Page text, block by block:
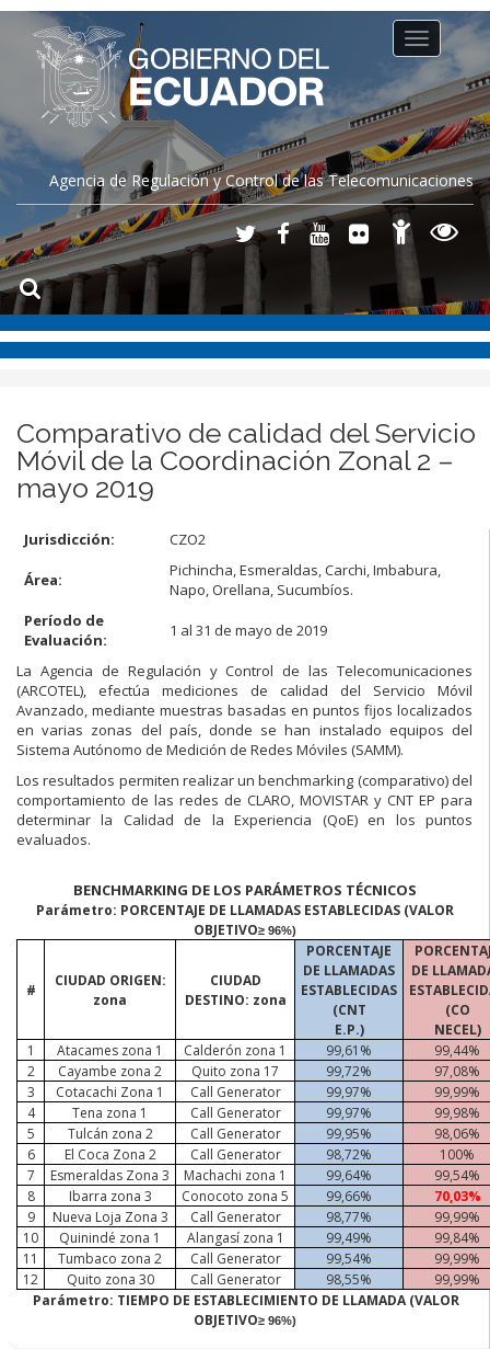
Agencia de Regulación y Control de las Telecomunicaciones
Toggle
navigation
Comparativo de calidad del Servicio
Móvil de la Coordinación Zonal 2 –
mayo 2019
Jurisdicción: CZO2
Área:
Pichincha, Esmeraldas, Carchi, Imbabura,
Napo, Orellana, Sucumbíos.
Período de
Evaluación:
1 al 31 de mayo de 2019
La Agencia de Regulación y Control de las Telecomunicaciones
(ARCOTEL), efectúa mediciones de calidad del Servicio Móvil
Avanzado, mediante muestras basadas en puntos fijos localizados
en varias zonas del país, donde se han instalado equipos del
Sistema Autónomo de Medición de Redes Móviles (SAMM).
Los resultados permiten realizar un benchmarking (comparativo) del
comportamiento de las redes de CLARO, MOVISTAR y CNT EP para
determinar la Calidad de la Experiencia (QoE) en los puntos
evaluados.
BENCHMARKING DE LOS PARÁMETROS TÉCNICOS
Parámetro: PORCENTAJE DE LLAMADAS ESTABLECIDAS (VALOR
OBJETIVO≥ 96%)
#
CIUDAD ORIGEN:
zona
CIUDAD
DESTINO: zona
PORCENTAJE
DE LLAMADAS
ESTABLECIDAS
(CNT
E.P.)
DE
(CO
NECEL)
1
Atacames zona 1 Calderón zona 1 99,61%
99,44%
2
Cayambe zona 2 Quito zona 17 99,72%
97,08%
3
Cotacachi Zona 1 Call Generator 99,97%
99,99%
4
Tena zona 1 Call Generator 99,97%
99,98%
5
Tulcán zona 2 Call Generator 99,95%
98,06%
6
El Coca Zona 2 Call Generator 98,72%
100%
7
Esmeraldas Zona 3 Machachi zona 1 99,64%
99,54%
8
Ibarra zona 3 Conocoto zona 5 99,66%
70,03%
9
Nueva Loja Zona 3 Call Generator 98,77%
99,99%
10
Quinindé zona 1 Alangasí zona 1 99,49%
99,84%
11
Tumbaco zona 2 Call Generator 99,54%
99,99%
12
Quito zona 30 Call Generator 98,55%
99,99%
Parámetro: TIEMPO DE ESTABLECIMIENTO DE LLAMADA (VALOR
OBJETIVO≥ 96%)